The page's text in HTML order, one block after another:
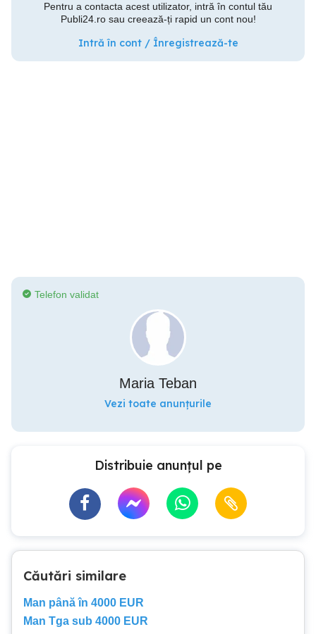
Pentru a contacta acest utilizator, intră în contul tău
Publi24.ro sau creează-ți rapid un cont nou!
Intră în cont / Înregistrează-te
Telefon validat
Maria Teban
Vezi toate anunțurile
Distribuie anunțul pe
Căutări similare
Man până în 4000 EUR
Man Tga sub 4000 EUR